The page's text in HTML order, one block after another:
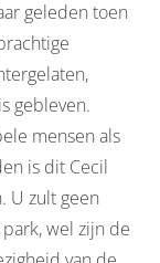
geleden toen
gebleven.
mensen als
is dit Cecil
U zult geen
wel zijn de